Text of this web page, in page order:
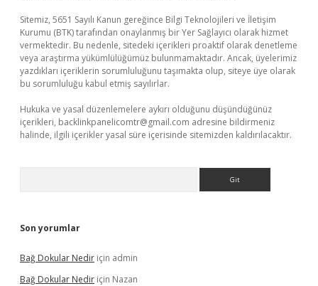
Sitemiz, 5651 Sayılı Kanun gereğince Bilgi Teknolojileri ve İletişim
Kurumu (BTK) tarafından onaylanmış bir Yer Sağlayıcı olarak hizmet
vermektedir. Bu nedenle, sitedeki içerikleri proaktif olarak denetleme
veya araştırma yükümlülüğümüz bulunmamaktadır. Ancak, üyelerimiz
yazdıkları içeriklerin sorumluluğunu taşımakta olup, siteye üye olarak
bu sorumluluğu kabul etmiş sayılırlar.
Hukuka ve yasal düzenlemelere aykırı olduğunu düşündüğünüz
içerikleri, backlinkpanelicomtr@gmail.com adresine bildirmeniz
halinde, ilgili içerikler yasal süre içerisinde sitemizden kaldırılacaktır.
Son yorumlar
Bağ Dokular Nedir için admin
Bağ Dokular Nedir için Nazan